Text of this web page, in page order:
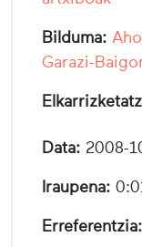
Bilduma:
Garazi-
Data: 2008-
Iraupena:
Erreferentzia: